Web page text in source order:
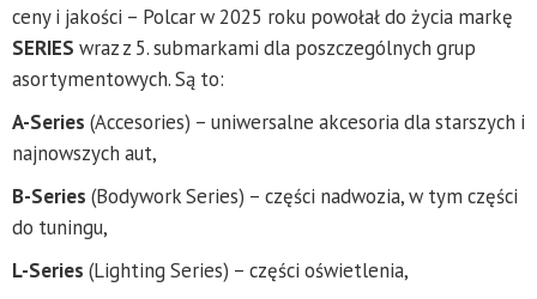
ceny i jakości – Polcar w 2025 roku powołał do życia markę
SERIES wraz z 5. submarkami dla poszczególnych grup
asortymentowych. Są to:
A-Series (Accesories) – uniwersalne akcesoria dla starszych i
najnowszych aut,
B-Series (Bodywork Series) – części nadwozia, w tym części
do tuningu,
L-Series (Lighting Series) – części oświetlenia,